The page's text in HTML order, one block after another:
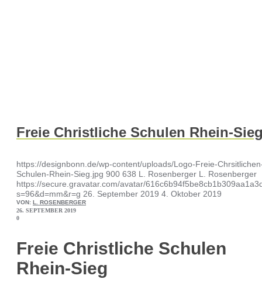
Freie Christliche Schulen Rhein-
https://designbonn.de/wp-content/uploads/Logo-Freie-
Schulen-Rhein-Sieg.jpg 900 638 L. Rosenberger L. Rosenberger
https://secure.gravatar.com/avatar/
s=96&d=mm&r=g 26. September 2019 4. Oktober 2019
VON: L. ROSENBERGER
26. SEPTEMBER 2019
0
Freie Christliche Schulen
Rhein-Sieg